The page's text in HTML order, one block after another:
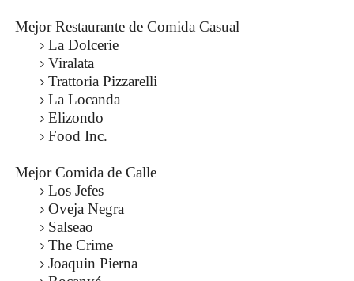
Mejor Restaurante de Comida Casual
La Dolcerie
Viralata
Trattoria Pizzarelli
La Locanda
Elizondo
Food Inc.
Mejor Comida de Calle
Los Jefes
Oveja Negra
Salseao
The Crime
Joaquin Pierna